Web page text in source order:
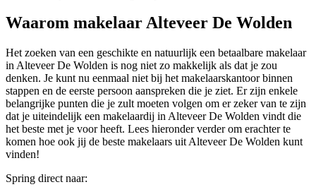
Waarom makelaar Alteveer De Wolden
Het zoeken van een geschikte en natuurlijk een betaalbare makelaar
in Alteveer De Wolden is nog niet zo makkelijk als dat je zou
denken. Je kunt nu eenmaal niet bij het makelaarskantoor binnen
stappen en de eerste persoon aanspreken die je ziet. Er zijn enkele
belangrijke punten die je zult moeten volgen om er zeker van te zijn
dat je uiteindelijk een makelaardij in Alteveer De Wolden vindt die
het beste met je voor heeft. Lees hieronder verder om erachter te
komen hoe ook jij de beste makelaars uit Alteveer De Wolden kunt
vinden!
Spring direct naar: